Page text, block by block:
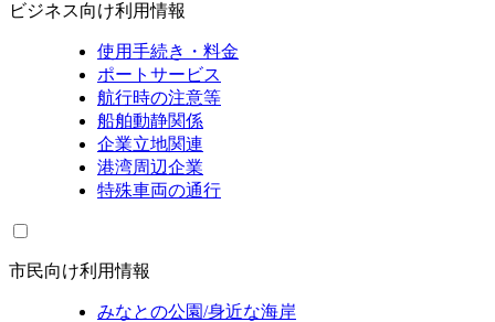
ビジネス向け利用情報
使用手続き・料金
ポートサービス
航行時の注意等
船舶動静関係
企業立地関連
港湾周辺企業
特殊車両の通行
市民向け利用情報
みなとの公園/身近な海岸